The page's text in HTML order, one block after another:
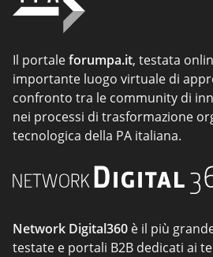
Il portaleforumpa.it, testata
importante luogo virtuale di
confronto tra le community di
nei processi di trasformazione
tecnologica della PA italiana.
Network Digital360 è il più
testate e portali B2B dedicati ai